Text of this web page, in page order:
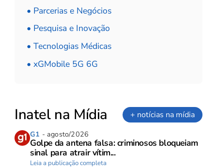
• Parcerias e Negócios
• Pesquisa e Inovação
• Tecnologias Médicas
• xGMobile 5G 6G
Inatel na Mídia + notícias na mídia
G1 - agosto/2026
Golpe da antena falsa: criminosos bloqueiam
sinal para atrair vítim...
Leia a publicação completa